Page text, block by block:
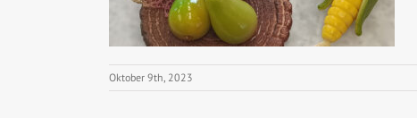
Oktober 9th, 2023